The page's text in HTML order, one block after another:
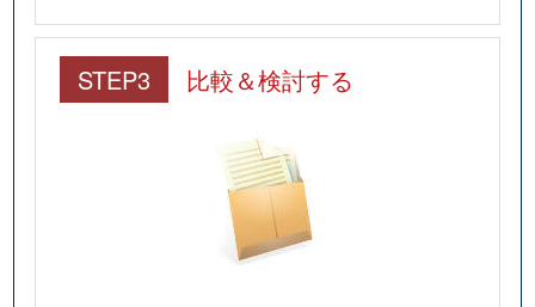
STEP3 比較＆検討する